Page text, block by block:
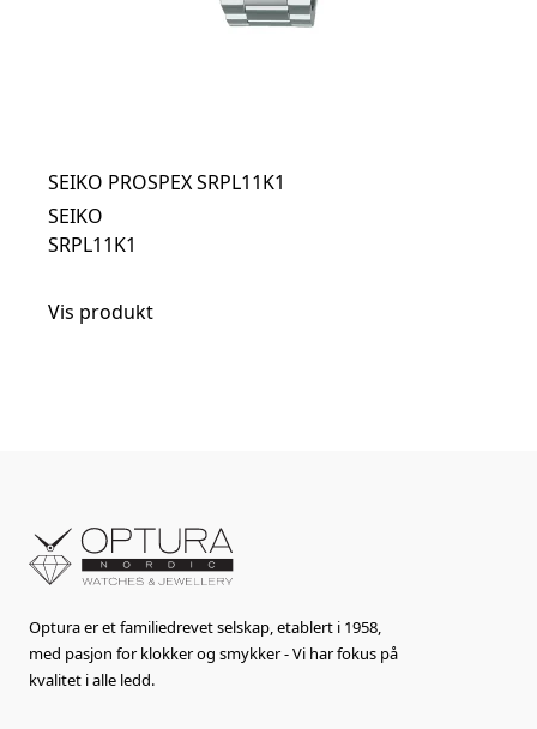
SEIKO PROSPEX SRPL11K1
SEIKO
SRPL11K1
Vis produkt
Optura er et familiedrevet selskap, etablert i 1958,
med pasjon for klokker og smykker - Vi har fokus på
kvalitet i alle ledd.